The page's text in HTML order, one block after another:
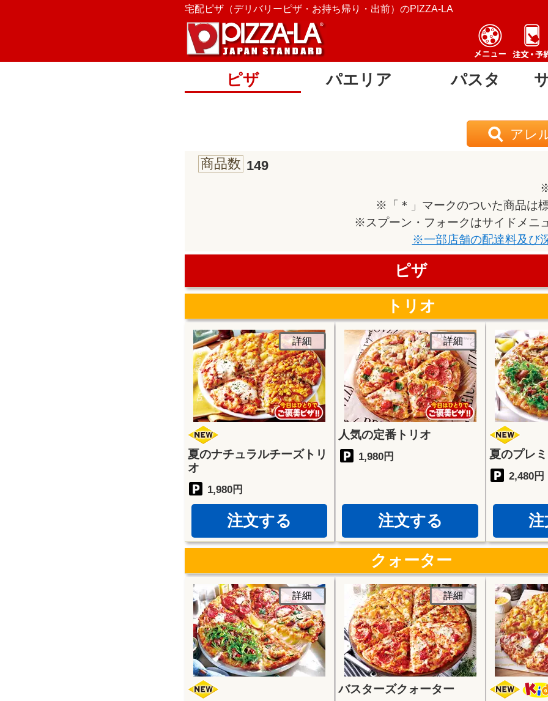
宅配ピザ（デリバリーピザ・お持ち帰り・出前）のPIZZA-LA
ピザ パエリア パスタ
アレ
商品数 149
※「＊」マークのついた商品は
※スプーン・フォークはサイドメニ
※一部店舗の配達料及び
ピザ
トリオ
詳細
夏のナチュラルチーズトリ
オ
1,980円
注文する
詳細
人気の定番トリオ
1,980円
注文する
夏のプレ
2,480円
クォーター
詳細 詳細
バスターズクォーター